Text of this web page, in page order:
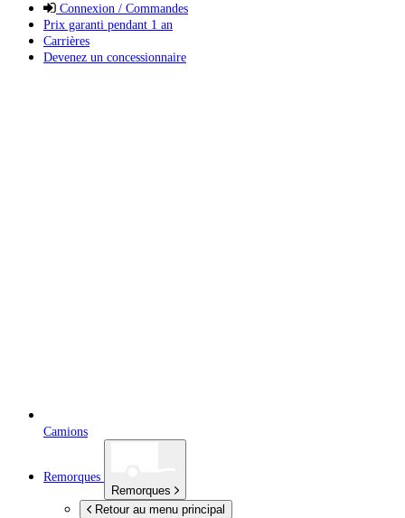
Connexion / Commandes
Prix garanti pendant 1 an
Carrières
Devenez un concessionnaire
Camions
Remorques
Remorques
Retour au menu principal